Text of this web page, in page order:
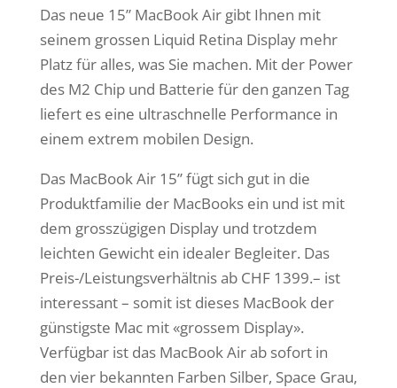
Das neue 15” MacBook Air gibt Ihnen mit
seinem grossen Liquid Retina Display mehr
Platz für alles, was Sie machen. Mit der Power
des M2 Chip und Batterie für den ganzen Tag
liefert es eine ultraschnelle Performance in
einem extrem mobilen Design.
Das MacBook Air 15” fügt sich gut in die
Produktfamilie der MacBooks ein und ist mit
dem grosszügigen Display und trotzdem
leichten Gewicht ein idealer Begleiter. Das
Preis-/Leistungsverhältnis ab CHF 1399.– ist
interessant – somit ist dieses MacBook der
günstigste Mac mit «grossem Display».
Verfügbar ist das MacBook Air ab sofort in
den vier bekannten Farben Silber, Space Grau,